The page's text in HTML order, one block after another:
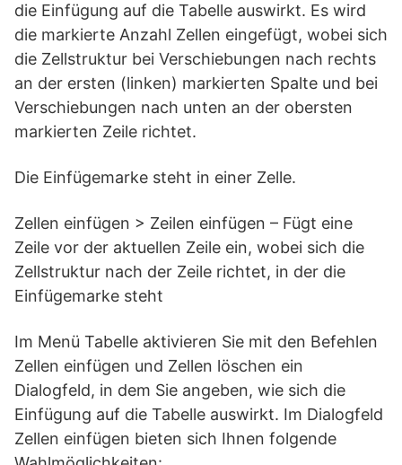
die Einfügung auf die Tabelle auswirkt. Es wird
die markierte Anzahl Zellen eingefügt, wobei sich
die Zellstruktur bei Verschiebungen nach rechts
an der ersten (linken) markierten Spalte und bei
Verschiebungen nach unten an der obersten
markierten Zeile richtet.
Die Einfügemarke steht in einer Zelle.
Zellen einfügen > Zeilen einfügen – Fügt eine
Zeile vor der aktuellen Zeile ein, wobei sich die
Zellstruktur nach der Zeile richtet, in der die
Einfügemarke steht
Im Menü Tabelle aktivieren Sie mit den Befehlen
Zellen einfügen und Zellen löschen ein
Dialogfeld, in dem Sie angeben, wie sich die
Einfügung auf die Tabelle auswirkt. Im Dialogfeld
Zellen einfügen bieten sich Ihnen folgende